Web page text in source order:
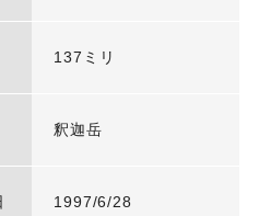
137ミリ
釈迦岳
1997/6/28